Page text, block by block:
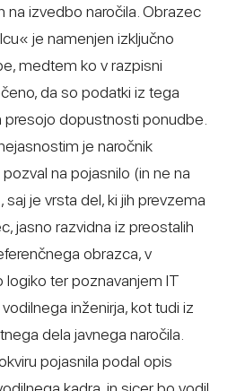
na izvedbo naročila. Obrazec
je namenjen izključno
medtem ko v razpisni
da so podatki iz tega
presojo dopustnosti ponudbe.
je naročnik
na pojasnilo (in ne na
je vrsta del, ki jih prevzema
jasno razvidna iz preostalih
obrazca, v
logiko ter poznavanjem IT
inženirja, kot tudi iz
dela javnega naročila.
pojasnila podal opis